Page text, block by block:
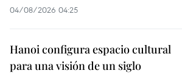
04/08/2026 04:25
Hanoi configura espacio cultural
para una visión de un siglo